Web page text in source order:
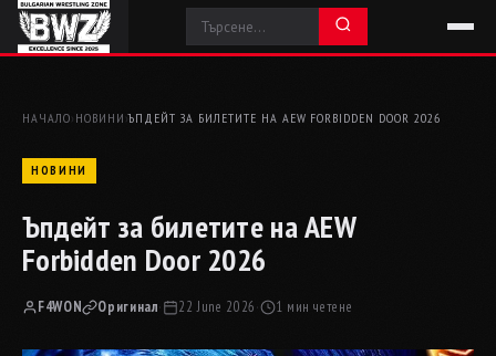
НАЧАЛО› НОВИНИ ›ЪПДЕЙТ ЗА БИЛЕТИТЕ НА AEW FORBIDDEN DOOR 2026
НОВИНИ
Ъпдейт за билетите на AEW
Forbidden Door 2026
F4WON Оригинал· 22 June 2026· 1 мин четене